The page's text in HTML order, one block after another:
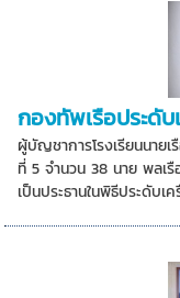
กองทัพเรือประดับ
ผู้บัญชาการโรงเรียนนาย
ที่ 5 จำนวน 38 นาย พลเ
เป็นประธานในพิธีประดับเ